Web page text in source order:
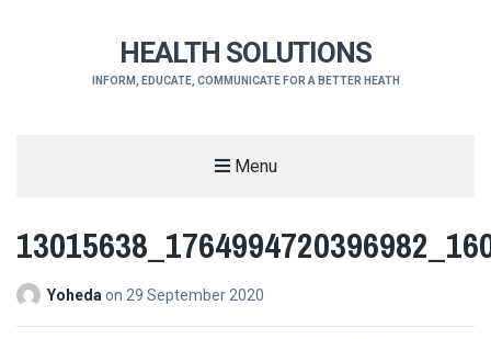
HEALTH SOLUTIONS
INFORM, EDUCATE, COMMUNICATE FOR A BETTER HEATH
Menu
Yoheda on 29 September 2020